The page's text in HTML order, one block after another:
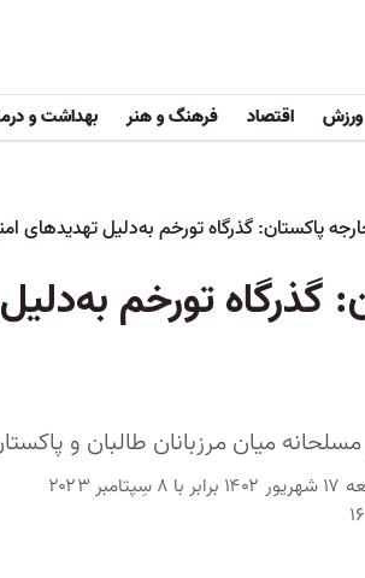
ورزش اقتصاد فرهنگ و هنر بهداشت و
پاکستان: گذرگاه تورخم به‌دلیل تهدیدهای
گذرگاه تورخم
میان مرزبانان طالبان و
جمعه ۱۷ شهریور ۱۴۰۲ برابر با ۸ سِپتامبر ۲۰۲۳